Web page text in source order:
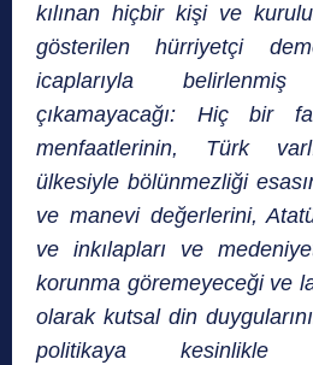
kılınan hiçbir kişi ve
gösterilen hürriyetçi
icaplarıyla
çıkamayacağı: Hiç bir
menfaatlerinin, Türk
ülkesiyle bölünmezliği
ve manevi değerlerini,
ve inkılapları ve
korunma göremeyeceği ve
olarak kutsal din
politikaya kesinlikle